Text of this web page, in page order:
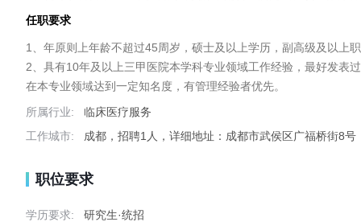
任职要求
1、年原则上年龄不超过45周岁，硕士及以上学历，副高级及以上
2、具有10年及以上三甲医院本学科专业领域工作经验，最好发表
在本专业领域达到一定知名度，有管理经验者优先。
所属行业:
临床医疗服务
工作城市:
成都，招聘1人，详细地址：成都市武侯区广福桥街8号
职位要求
学历要求:
研究生·统招